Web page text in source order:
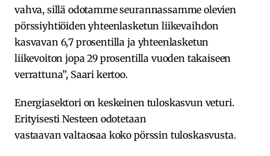
vahva, sillä odotamme seurannassamme olevien
pörssiyhtiöiden yhteenlasketun liikevaihdon
kasvavan 6,7 prosentilla ja yhteenlasketun
liikevoiton jopa 29 prosentilla vuoden takaiseen
verrattuna”, Saari kertoo.
Energiasektori on keskeinen tuloskasvun veturi.
Erityisesti Nesteen odotetaan
vastaavan valtaosaa koko pörssin tuloskasvusta.